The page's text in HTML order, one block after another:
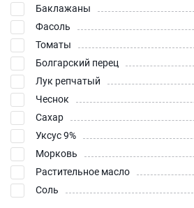
Баклажаны
Фасоль
Томаты
Болгарский перец
Лук репчатый
Чеснок
Сахар
Уксус 9%
Морковь
Растительное масло
Соль